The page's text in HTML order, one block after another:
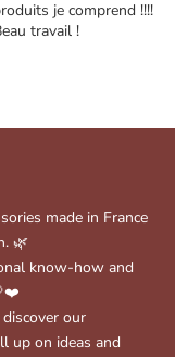
je comprend !!!!
travail !
made in France
🌿
know-how and
our
up on ideas and